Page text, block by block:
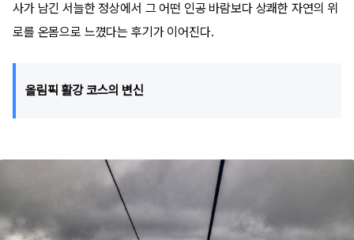
사가 남긴 서늘한 정상에서 그 어떤 인공 바람보다 상쾌한 자연의 위
로를 온몸으로 느꼈다는 후기가 이어진다.
올림픽 활강 코스의 변신